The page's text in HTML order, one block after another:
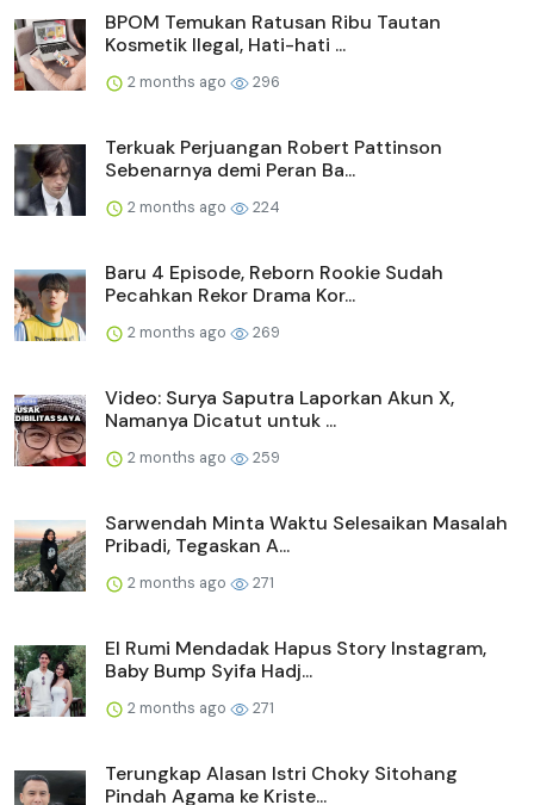
BPOM Temukan Ratusan Ribu Tautan
Kosmetik Ilegal, Hati-hati ...
2 months ago 296
Terkuak Perjuangan Robert Pattinson
Sebenarnya demi Peran Ba...
2 months ago 224
Baru 4 Episode, Reborn Rookie Sudah
Pecahkan Rekor Drama Kor...
2 months ago 269
Video: Surya Saputra Laporkan Akun X,
Namanya Dicatut untuk ...
2 months ago 259
Sarwendah Minta Waktu Selesaikan Masalah
Pribadi, Tegaskan A...
2 months ago 271
El Rumi Mendadak Hapus Story Instagram,
Baby Bump Syifa Hadj...
2 months ago 271
Terungkap Alasan Istri Choky Sitohang
Pindah Agama ke Kriste...